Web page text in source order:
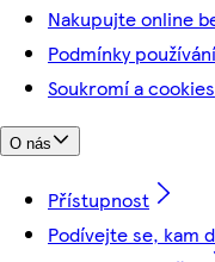
Nakupujte online
Podmínky používání
Soukromí a cookies
O nás
Přístupnost
Podívejte se, kam